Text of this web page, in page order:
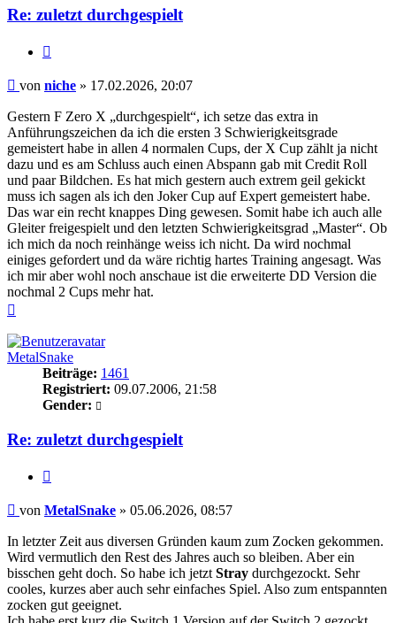
Re: zuletzt durchgespielt
Beitrag
von niche » 17.02.2026, 20:07
Gestern F Zero X „durchgespielt“, ich setze das extra in
Anführungszeichen da ich die ersten 3 Schwierigkeitsgrade
gemeistert habe in allen 4 normalen Cups, der X Cup zählt ja nicht
dazu und es am Schluss auch einen Abspann gab mit Credit Roll
und paar Bildchen. Es hat mich gestern auch extrem geil gekickt
muss ich sagen als ich den Joker Cup auf Expert gemeistert habe.
Das war ein recht knappes Ding gewesen. Somit habe ich auch alle
Gleiter freigespielt und den letzten Schwierigkeitsgrad „Master“. Ob
ich mich da noch reinhänge weiss ich nicht. Da wird nochmal
einiges gefordert und da wäre richtig hartes Training angesagt. Was
ich mir aber wohl noch anschaue ist die erweiterte DD Version die
nochmal 2 Cups mehr hat.
MetalSnake
Beiträge: 1461
Registriert: 09.07.2006, 21:58
Gender:
Re: zuletzt durchgespielt
Beitrag
von MetalSnake » 05.06.2026, 08:57
In letzter Zeit aus diversen Gründen kaum zum Zocken gekommen.
Wird vermutlich den Rest des Jahres auch so bleiben. Aber ein
bisschen geht doch. So habe ich jetzt Stray durchgezockt. Sehr
cooles, kurzes aber auch sehr einfaches Spiel. Also zum entspannten
zocken gut geeignet.